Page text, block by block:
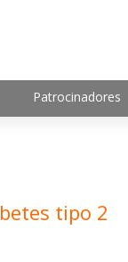
Patrocinadores
tipo 2